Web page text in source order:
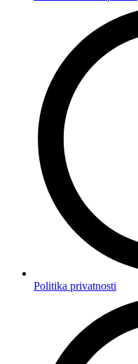
Politika privatnosti